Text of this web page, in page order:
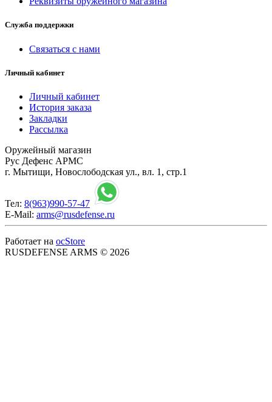
Служба поддержки
Связаться с нами
Личный кабинет
Личный кабинет
История заказа
Закладки
Рассылка
Оружейный магазин
Рус Дефенс АРМС
г. Мытищи, Новослободская ул., вл. 1, стр.1
Тел: 8(963)990-57-47
E-Mail: arms@rusdefense.ru
Работает на ocStore
RUSDEFENSE ARMS © 2026